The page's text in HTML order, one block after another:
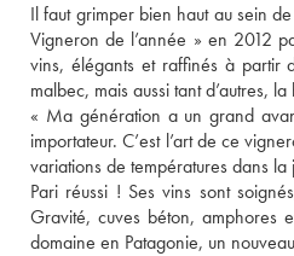
Il faut grimper bien haut au sein
Vigneron de l’année » en 2012
vins, élégants et raffinés à partir
malbec, mais aussi tant d’autres,
« Ma génération a un grand
importateur. C’est l’art de ce
variations de températures dans
Pari réussi ! Ses vins sont
Gravité, cuves béton, amphores
domaine en Patagonie, un